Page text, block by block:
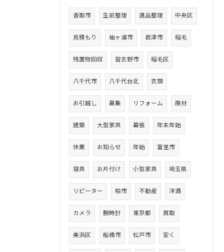
香取市 生前整理 遺品整理 中央区
見積もり 袖ヶ浦市 君津市 稲毛
残置物回収 習志野市 稲毛区
八千代市 八千代台北 衣類
お引越し 募集 リフォーム 廃材
建築 大型家具 幕張 年末年始
休業 お知らせ 年始 富里市
寝具 お片付け 小型家具 埼玉県
リピーター 柏市 不動産 洋酒
カメラ 腕時計 東京都 買取
美浜区 船橋市 松戸市 安く